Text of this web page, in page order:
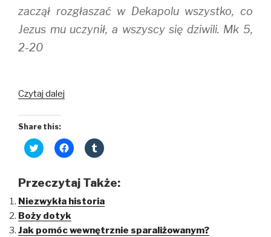
zaczął rozgłaszać w Dekapolu wszystko, co
Jezus mu uczynił, a wszyscy się dziwili. Mk 5,
2-20
Czytaj dalej
demonów
Share this:
C
l
t
s
h
a
r
e
C
l
t
s
h
a
r
e
C
l
t
s
h
r
e
Przeczytaj Także:
Niezwykła historia
Boży dotyk
Jak pomóc wewnętrznie sparaliżowanym?